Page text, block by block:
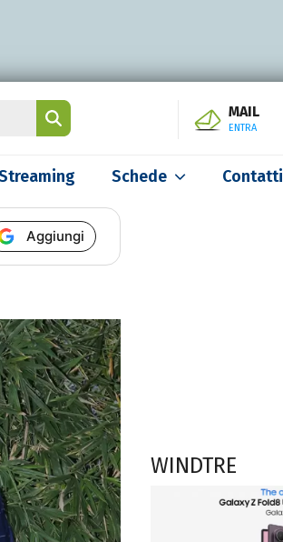
MAIL
ENTRA
Schede Contatti
Aggiungi
WINDTRE